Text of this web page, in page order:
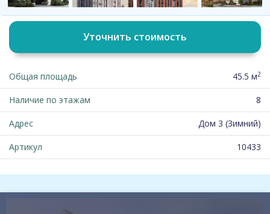
Уточнить стоимость
Общая площадь 45.5 м2
Наличие по этажам 8
Адрес Дом 3 (Зимний)
Артикул 10433